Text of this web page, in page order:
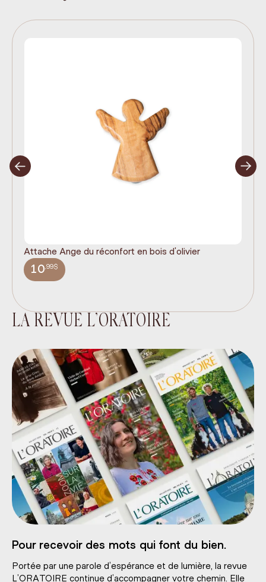
Attache Ange du réconfort en bois d'olivier
10,99$
LA REVUE L’ORATOIRE
Pour recevoir des mots qui font du bien.
Portée par une parole d’espérance et de lumière, la revue
L’ORATOIRE continue d’accompagner votre chemin. Elle